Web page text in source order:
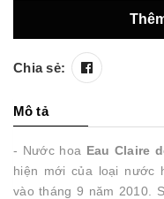
Chia sẻ:
Mô tả
- Nước hoa Eau Claire
hiện mới của loại nước
vào tháng 9 năm 2010.